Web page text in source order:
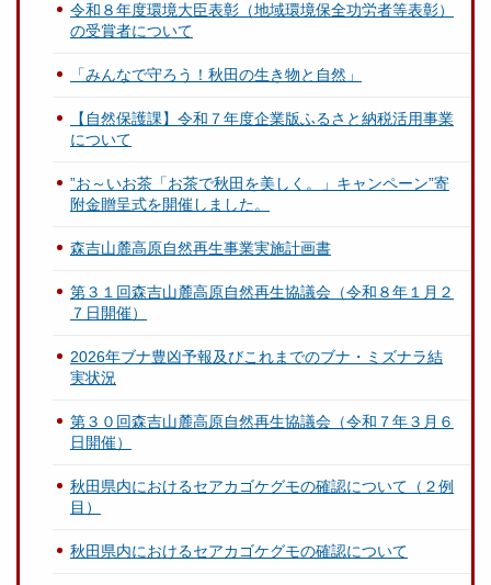
令和８年度環境大臣表彰（地域環境保全功労者等表彰）
の受賞者について
「みんなで守ろう！秋田の生き物と自然」
【自然保護課】令和７年度企業版ふるさと納税活用事業
について
”お～いお茶「お茶で秋田を美しく。」キャンペーン”寄
附金贈呈式を開催しました。
森吉山麓高原自然再生事業実施計画書
第３１回森吉山麓高原自然再生協議会（令和８年１月２
７日開催）
2026年ブナ豊凶予報及びこれまでのブナ・ミズナラ結
実状況
第３０回森吉山麓高原自然再生協議会（令和７年３月６
日開催）
秋田県内におけるセアカゴケグモの確認について（２例
目）
秋田県内におけるセアカゴケグモの確認について